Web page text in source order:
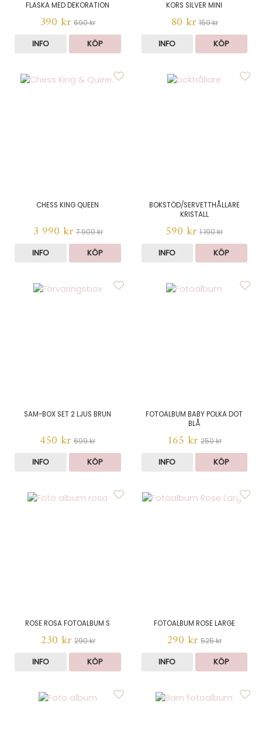
FLASKA MED DEKORATION
390 kr 690 kr
INFO KÖP
KORS SILVER MINI
80 kr 159 kr
INFO KÖP
CHESS KING QUEEN
3 990 kr 7 900 kr
INFO KÖP
BOKSTÖD/SERVETTHÅLLARE
KRISTALL
590 kr 1 190 kr
INFO KÖP
SAM-BOX SET 2 LJUS BRUN
450 kr 699 kr
INFO KÖP
FOTOALBUM BABY POLKA DOT
BLÅ
165 kr 250 kr
INFO KÖP
ROSE ROSA FOTOALBUM S
230 kr 290 kr
INFO KÖP
FOTOALBUM ROSE LARGE
290 kr 525 kr
INFO KÖP